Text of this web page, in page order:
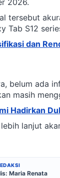
2026.
tersebut
Tab S12
dan
belum ada
masih
Hadirkan
lanjut
Maria Renata